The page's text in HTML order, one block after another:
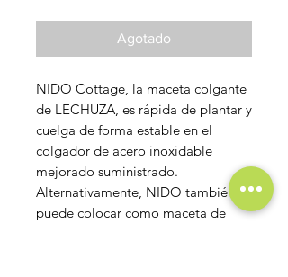
Agotado
NIDO Cottage, la maceta colgante
de LECHUZA, es rápida de plantar y
cuelga de forma estable en el
colgador de acero inoxidable
mejorado suministrado.
Alternativamente, NIDO también se
puede colocar como maceta de